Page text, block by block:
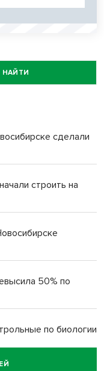
НАЙТИ
сделали
строить на
50% по
по биологии